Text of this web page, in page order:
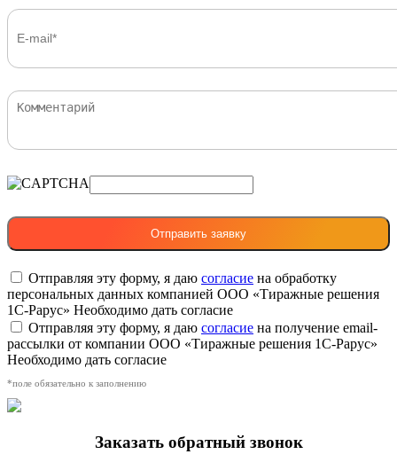
Отправляя эту форму, я даю согласие на обработку
персональных данных компанией ООО «Тиражные решения
1С-Рарус» Необходимо дать согласие
Отправляя эту форму, я даю согласие на получение email-
рассылки от компании ООО «Тиражные решения 1С-Рарус»
Необходимо дать согласие
*поле обязательно к заполнению
Заказать обратный звонок